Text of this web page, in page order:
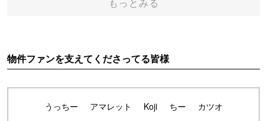
物件ファンを支えてくださってる皆様
うっちー アマレット Koji ちー
カツオ